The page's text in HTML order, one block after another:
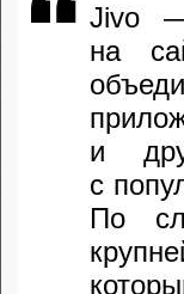
Jivo
на
и
с
По